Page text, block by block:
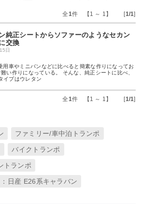
全1件 【1 ～ 1】 [1/1]
純正シートからソファーのようなセカン
交換
日
用車やミニバンなどに比べると簡素な作りになってお
い作りになっている。 そんな、純正シートに比べ、
イプはウレタン
全1件 【1 ～ 1】 [1/1]
ファミリー/車中泊トランポ
バイクトランポ
トランポ
日産 E26系キャラバン